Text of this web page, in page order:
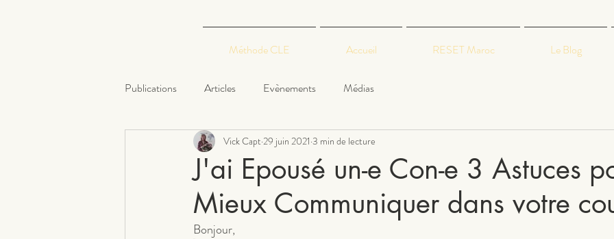
Méthode CLE Accueil RESET Maroc Le Blog
Publications Articles Evènements Médias
J'ai Epousé un-e Con-e 3 Astuces
Mieux Communiquer dans votre
Vick Capt 29 juin 2021 3 min de lecture
Bonjour,